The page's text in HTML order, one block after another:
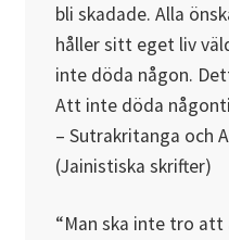
bli skadade. Alla
håller sitt eget liv
inte döda någon.
Att inte döda
– Sutrakritanga och
(Jainistiska skrifter)
“Man ska inte tro